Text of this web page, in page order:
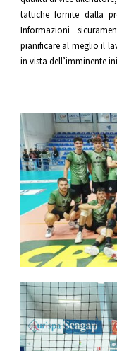
tattiche fornite dalla
Informazioni
pianificare al meglio il
in vista dell’imminente